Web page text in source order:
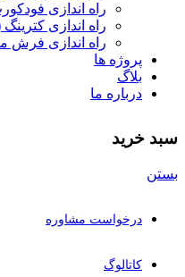
راه اندازی
راه اندازی
راه اندازی فرش
پروژه ها
بلاگ
درباره ما
سبد خرید
بستن
درخواست مشاوره
کاتالوگ